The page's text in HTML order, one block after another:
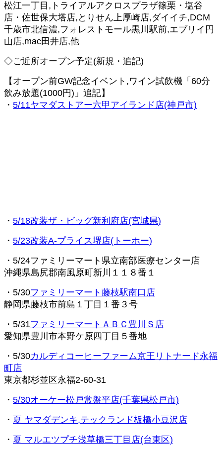
松江一丁目,トライアルアクロスプラザ篠栗・塩谷
店・佐世保大塔店,とりせん上厚崎店,ダイイチ,DCM
千歳市北信濃,フォレストモール黒川駅前,エブリイ円
山店,mac田井店,他
◇ご近所オープン予定(新規・追記)
【オープン前GW記念イベント,ワイン試飲機「60分
飲み放題(1000円)」追記】
・ 5/11ヤマダストアー六甲アイランド店(神戸市)
・ 5/18改装ザ・ビッグ新利府店(宮城県)
・ 5/23改装A-プライス堺店(トーホー)
・5/24ファミリーマート県立南部医療センター店
沖縄県島尻郡南風原町新川１１８番１
・5/30ファミリーマート藤枝駅南口店
静岡県藤枝市前島１丁目１番３号
・5/31ファミリーマートＡＢＣ豊川Ｓ店
愛知県豊川市本野ケ原四丁目５番地
・5/30カルディコーヒーファーム京王リトナード永福
町店
東京都杉並区永福2-60-31
・ 5/30オーケー松戸常盤平店(千葉県松戸市)
・ 夏 ヤマダデンキ,テックランド板橋小豆沢店
・ 夏 マルエツプチ浅草橋三丁目店(台東区)